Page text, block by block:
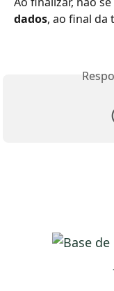
dados, ao final da